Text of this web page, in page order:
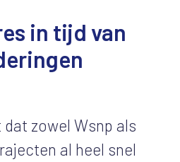
in tijd van
zowel Wsnp als
al heel snel